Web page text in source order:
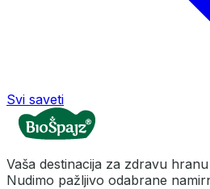
Svi saveti
Vaša destinacija za zdravu
Nudimo pažljivo odabrane